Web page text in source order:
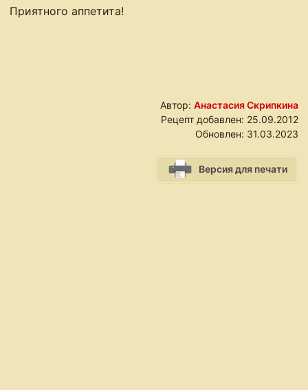
Приятного аппетита!
Автор: Анастасия Скрипкина
Рецепт добавлен: 25.09.2012
Обновлен: 31.03.2023
Версия для печати